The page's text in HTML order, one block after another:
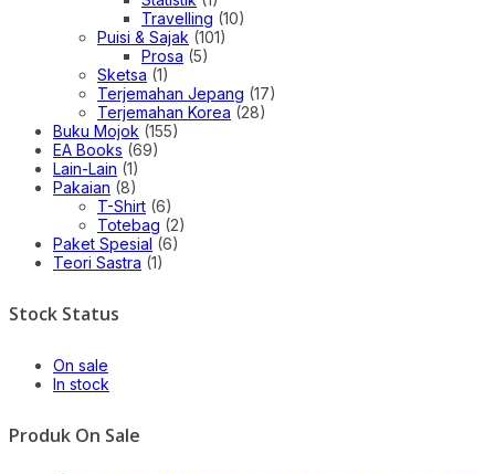
Travelling (10)
Puisi & Sajak (101)
Prosa (5)
Sketsa (1)
Terjemahan Jepang (17)
Terjemahan Korea (28)
Buku Mojok (155)
EA Books (69)
Lain-Lain (1)
Pakaian (8)
T-Shirt (6)
Totebag (2)
Paket Spesial (6)
Teori Sastra (1)
Stock Status
On sale
In stock
Produk On Sale